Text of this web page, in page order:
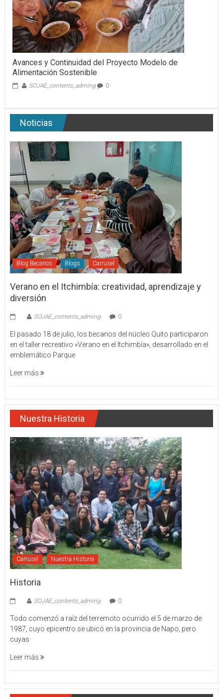
Avances y Continuidad del Proyecto Modelo de
Alimentación Sostenible
SOJAE_contents_adming 0
Noticias
Blog Becarios Blogs Carrusel
Verano en el Itchimbía: creatividad, aprendizaje y
diversión
SOJAE_contents_adming 0
El pasado 18 de julio, los becarios del núcleo Quito participaron
en el taller recreativo «Verano en el Itchimbía», desarrollado en el
emblemático Parque
Leer más
Nuestra Historia
Carrusel Nuestra Historia
Historia
SOJAE_contents_adming 0
Todo comenzó a raíz del terremoto ocurrido el 5 de marzo de
1987, cuyo epicentro se ubicó en la provincia de Napo, pero
cuyas
Leer más